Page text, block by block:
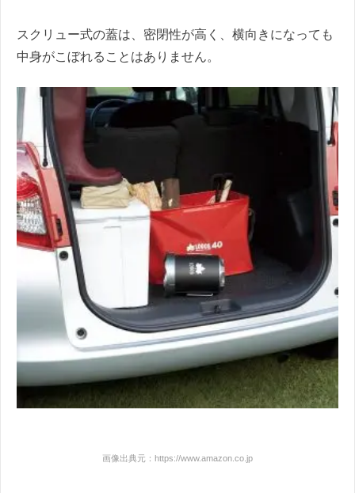
スクリュー式の蓋は、密閉性が高く、横向きになっても
中身がこぼれることはありません。
画像出典元：https://www.amazon.co.jp